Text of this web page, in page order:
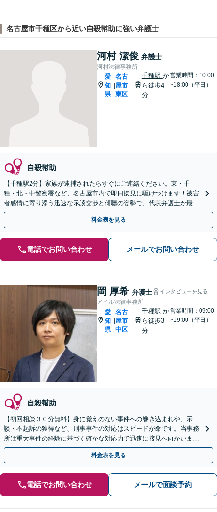
名古屋市千種区から近い自殺幇助に強い弁護士
河村 潔俊 弁護士
河村法律事務所
愛
知
県
名古
屋市
東区
千種駅 か
ら徒歩4
分
営業時間：10:00
~18:00（平日）
自殺幇助
【千種駅2分】家族が逮捕されたらすぐにご連絡ください。東・千
種・北・中警察署など、名古屋市内で即日接見に駆けつけます！被害
者感情に寄り添う迅速な示談交渉と傾聴の姿勢で、代表弁護士が最後
まで一貫対応！【土日夜間対応可】【オンライン対応可】
料金表を見る
電話でお問い合わせ メールでお問い合わせ
岡 厚希 弁護士 インタビューを見る
アイル法律事務所
愛
知
県
名古
屋市
中区
千種駅 か
ら徒歩3
分
営業時間：09:00
~19:00（平日）
自殺幇助
【初回相談３０分無料】身に覚えのない事件への巻き込まれや、示
談・不起訴の獲得など、刑事事件の対応はスピードが命です。当事務
所は重大事件の経験に基づく確かな対応力で迅速に接見へ向かいま
す。ご家族からのご相談も可能。LINE予約対応です。
料金表を見る
電話でお問い合わせ メールで面談予約